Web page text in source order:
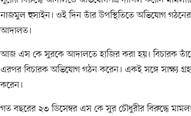
নাজমুল হুসাইন। ওই দিন তাঁর উপস্থিতিতে অভিযোগ
আদালত।
আজ এস কে সুরকে আদালতে হাজির করা হয়। বিচারক
এরপর বিচারক অভিযোগ গঠন করেন। একই সঙ্গে সাক্ষ্য
করেন।
গত বছরের ২৩ ডিসেম্বর এস কে সুর চৌধুরীর বিরুদ্ধে